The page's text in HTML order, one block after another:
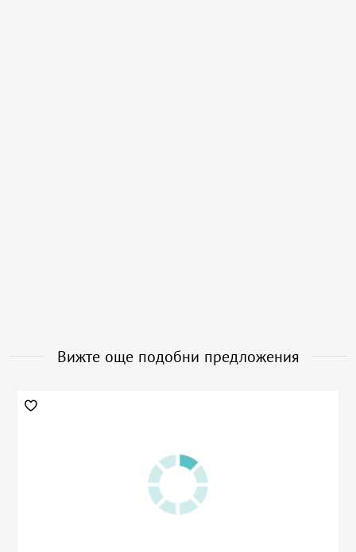
Вижте още подобни предложения